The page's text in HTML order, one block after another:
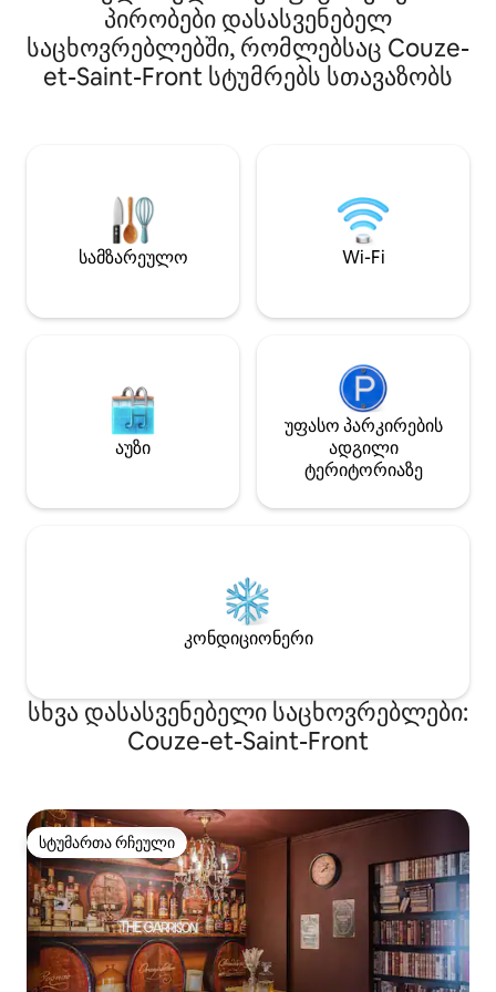
განახლებული
რომელიც
თავშესაფარს
ლალინდიდან
სავალზე,
შინაური და
დადიან, რაც
დამამშვიდებელ
პირობები დასასვენებელ
საცხოვრებლებში, რომლებსაც Couze-
et-Saint-Front სტუმრებს სთავაზობს
სამზარეულო Wi-Fi
აუზი
უფასო პარკირების
ადგილი
ტერიტორიაზე
კონდიციონერი
სხვა დასასვენებელი საცხოვრებლები:
Couze-et-Saint-Front
სტუმართა რჩეული
სტუმართა რჩეული